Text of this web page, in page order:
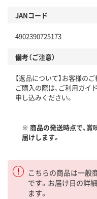
JANコード
4902390725173
備考（ご注意）
【返品について】お客様の
ご購入の際は、ご利用ガイ
申し込みください。
※ 商品の発送時点で、
届けします。
こちらの商品は一般
です。お届け日の詳
ます。